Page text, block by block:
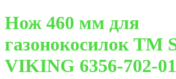
Нож 460 мм для
газонокосилок ТМ
VIKING 6356-702-